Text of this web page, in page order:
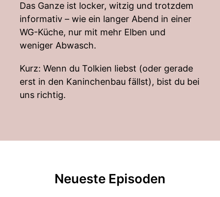
Das Ganze ist locker, witzig und trotzdem
informativ – wie ein langer Abend in einer
WG-Küche, nur mit mehr Elben und
weniger Abwasch.
Kurz: Wenn du Tolkien liebst (oder gerade
erst in den Kaninchenbau fällst), bist du bei
uns richtig.
Neueste Episoden